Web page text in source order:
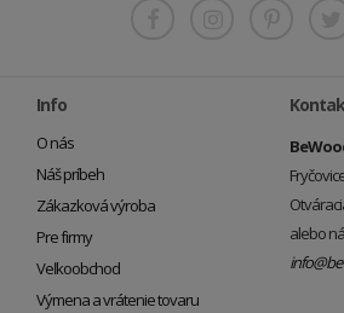
Info
O nás
Náš príbeh
Zákazková výroba
Pre firmy
Veľkoobchod
Výmena a vrátenie tovaru
alebo